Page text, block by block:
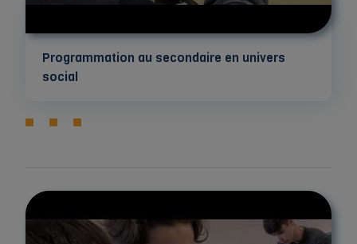
Programmation au secondaire en univers
social